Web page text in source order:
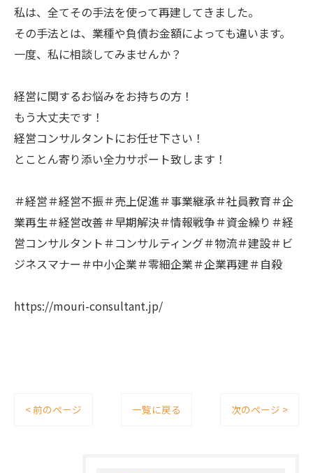
私は、全てその手法を使って再建してきました。
その手法とは、業種や負債お金額によっても違います。
一度、私に相談してみませんか？
経営に関するお悩みをお持ちの方！
もう大丈夫です！
経営コンサルタントにお任せ下さい！
とことん寄り添い全力サポート致します！
＃経営＃経営不振＃売上促進＃事業継承＃社員教育＃企
業再生＃経営改善＃早期解決＃情報戦争＃資金繰り＃経
営コンサルタント＃コンサルティング＃物流＃建設＃ビ
ジネスマナー＃中小企業＃零細企業＃企業再建＃自殺
https://mouri-consultant.jp/
< 前のページ 一覧に戻る 次のページ >